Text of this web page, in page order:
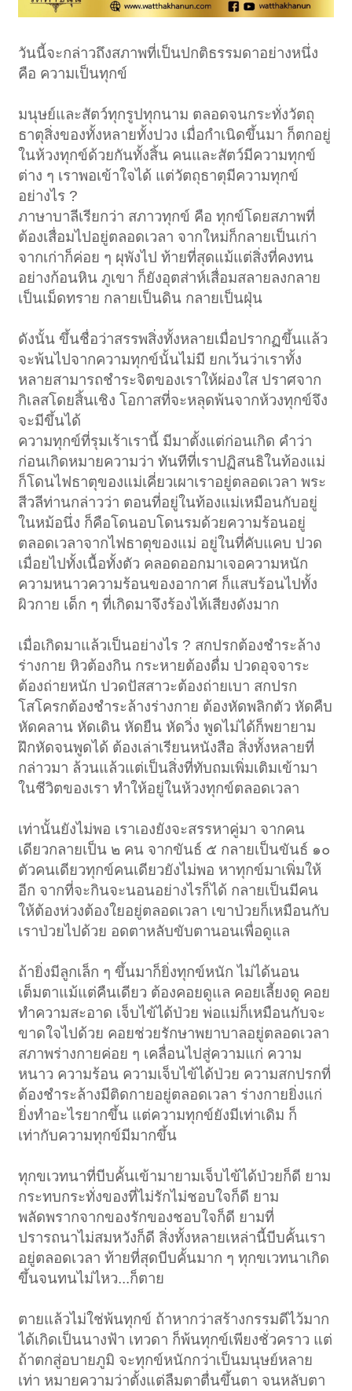
วันนี้จะกล่าวถึงสภาพที่เป็นปกติธรรมดาอย่างหนึ่ง
คือ ความเป็นทุกข์
มนุษย์และสัตว์ทุกรูปทุกนาม ตลอดจนกระทั่งวัตถุ
ธาตุสิ่งของทั้งหลายทั้งปวง เมื่อกำเนิดขึ้นมา ก็ตกอยู่
ในห้วงทุกข์ด้วยกันทั้งสิ้น คนและสัตว์มีความทุกข์
ต่าง ๆ เราพอเข้าใจได้ แต่วัตถุธาตุมีความทุกข์
อย่างไร ?
ภาษาบาลีเรียกว่า สภาวทุกข์ คือ ทุกข์โดยสภาพที่
ต้องเสื่อมไปอยู่ตลอดเวลา จากใหม่ก็กลายเป็นเก่า
จากเก่าก็ค่อย ๆ ผุพังไป ท้ายที่สุดแม้แต่สิ่งที่คงทน
อย่างก้อนหิน ภูเขา ก็ยังอุตส่าห์เสื่อมสลายลงกลาย
เป็นเม็ดทราย กลายเป็นดิน กลายเป็นฝุ่น
ดังนั้น ขึ้นชื่อว่าสรรพสิ่งทั้งหลายเมื่อปรากฏขึ้นแล้ว
จะพ้นไปจากความทุกข์นั้นไม่มี ยกเว้นว่าเราทั้ง
หลายสามารถชำระจิตของเราให้ผ่องใส ปราศจาก
กิเลสโดยสิ้นเชิง โอกาสที่จะหลุดพ้นจากห้วงทุกข์จึง
จะมีขึ้นได้
ความทุกข์ที่รุมเร้าเรานี้ มีมาตั้งแต่ก่อนเกิด คำว่า
ก่อนเกิดหมายความว่า ทันทีที่เราปฏิสนธิในท้องแม่
ก็โดนไฟธาตุของแม่เคี่ยวเผาเราอยู่ตลอดเวลา พระ
สีวลีท่านกล่าวว่า ตอนที่อยู่ในท้องแม่เหมือนกับอยู่
ในหม้อนึ่ง ก็คือโดนอบโดนรมด้วยความร้อนอยู่
ตลอดเวลาจากไฟธาตุของแม่ อยู่ในที่คับแคบ ปวด
เมื่อยไปทั้งเนื้อทั้งตัว คลอดออกมาเจอความหนัก
ความหนาวความร้อนของอากาศ ก็แสบร้อนไปทั้ง
ผิวกาย เด็ก ๆ ที่เกิดมาจึงร้องไห้เสียงดังมาก
เมื่อเกิดมาแล้วเป็นอย่างไร ? สกปรกต้องชำระล้าง
ร่างกาย หิวต้องกิน กระหายต้องดื่ม ปวดอุจจาระ
ต้องถ่ายหนัก ปวดปัสสาวะต้องถ่ายเบา สกปรก
โสโครกต้องชำระล้างร่างกาย ต้องหัดพลิกตัว หัดคืบ
หัดคลาน หัดเดิน หัดยืน หัดวิ่ง พูดไม่ได้ก็พยายาม
ฝึกหัดจนพูดได้ ต้องเล่าเรียนหนังสือ สิ่งทั้งหลายที่
กล่าวมา ล้วนแล้วแต่เป็นสิ่งที่ทับถมเพิ่มเติมเข้ามา
ในชีวิตของเรา ทำให้อยู่ในห้วงทุกข์ตลอดเวลา
เท่านั้นยังไม่พอ เราเองยังจะสรรหาคู่มา จากคน
เดียวกลายเป็น ๒ คน จากขันธ์ ๕ กลายเป็นขันธ์ ๑๐
ตัวคนเดียวทุกข์คนเดียวยังไม่พอ หาทุกข์มาเพิ่มให้
อีก จากที่จะกินจะนอนอย่างไรก็ได้ กลายเป็นมีคน
ให้ต้องห่วงต้องใยอยู่ตลอดเวลา เขาป่วยก็เหมือนกับ
เราป่วยไปด้วย อดตาหลับขับตานอนเพื่อดูแล
ถ้ายิ่งมีลูกเล็ก ๆ ขึ้นมาก็ยิ่งทุกข์หนัก ไม่ได้นอน
เต็มตาแม้แต่คืนเดียว ต้องคอยดูแล คอยเลี้ยงดู คอย
ทำความสะอาด เจ็บไข้ได้ป่วย พ่อแม่ก็เหมือนกับจะ
ขาดใจไปด้วย คอยช่วยรักษาพยาบาลอยู่ตลอดเวลา
สภาพร่างกายค่อย ๆ เคลื่อนไปสู่ความแก่ ความ
หนาว ความร้อน ความเจ็บไข้ได้ป่วย ความสกปรกที่
ต้องชำระล้างมีติดกายอยู่ตลอดเวลา ร่างกายยิ่งแก่
ยิ่งทำอะไรยากขึ้น แต่ความทุกข์ยังมีเท่าเดิม ก็
เท่ากับความทุกข์มีมากขึ้น
ทุกขเวทนาที่บีบคั้นเข้ามายามเจ็บไข้ได้ป่วยก็ดี ยาม
กระทบกระทั่งของที่ไม่รักไม่ชอบใจก็ดี ยาม
พลัดพรากจากของรักของชอบใจก็ดี ยามที่
ปรารถนาไม่สมหวังก็ดี สิ่งทั้งหลายเหล่านี้บีบคั้นเรา
อยู่ตลอดเวลา ท้ายที่สุดบีบคั้นมาก ๆ ทุกขเวทนาเกิด
ขึ้นจนทนไม่ไหว...ก็ตาย
ตายแล้วไม่ใช่พ้นทุกข์ ถ้าหากว่าสร้างกรรมดีไว้มาก
ได้เกิดเป็นนางฟ้า เทวดา ก็พ้นทุกข์เพียงชั่วคราว แต่
ถ้าตกสู่อบายภูมิ จะทุกข์หนักกว่าเป็นมนุษย์หลาย
เท่า หมายความว่าตั้งแต่ลืมตาตื่นขึ้นตา จนหลับตา